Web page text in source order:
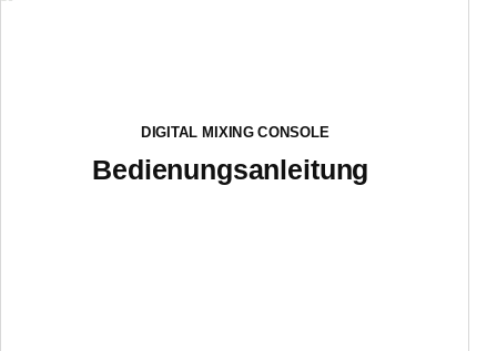
DIGITAL MIXING CONSOLE
Bedienungsanleitung